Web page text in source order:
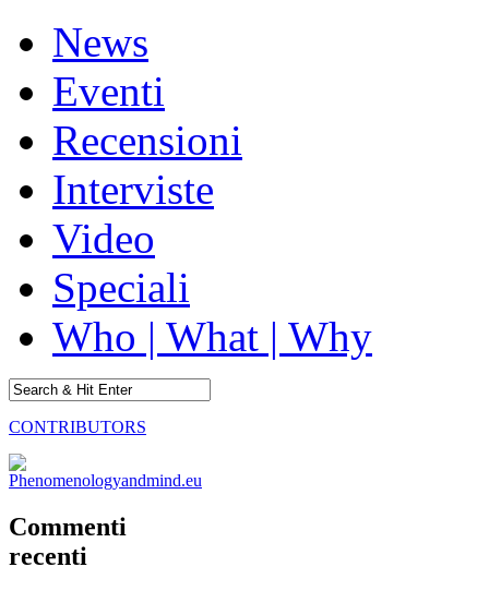
News
Eventi
Recensioni
Interviste
Video
Speciali
Who | What | Why
CONTRIBUTORS
Commenti
recenti